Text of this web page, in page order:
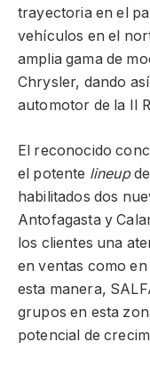
trayectoria en el
vehículos en el
amplia gama de
Chrysler, dando
automotor de la II
El reconocido
el potente lineup
habilitados dos
Antofagasta y
los clientes una
en ventas como
esta manera,
grupos en esta
potencial de